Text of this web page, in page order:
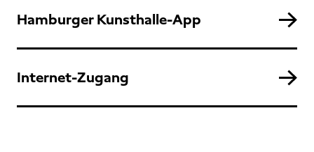
Hamburger Kunsthalle-App
Internet-Zugang